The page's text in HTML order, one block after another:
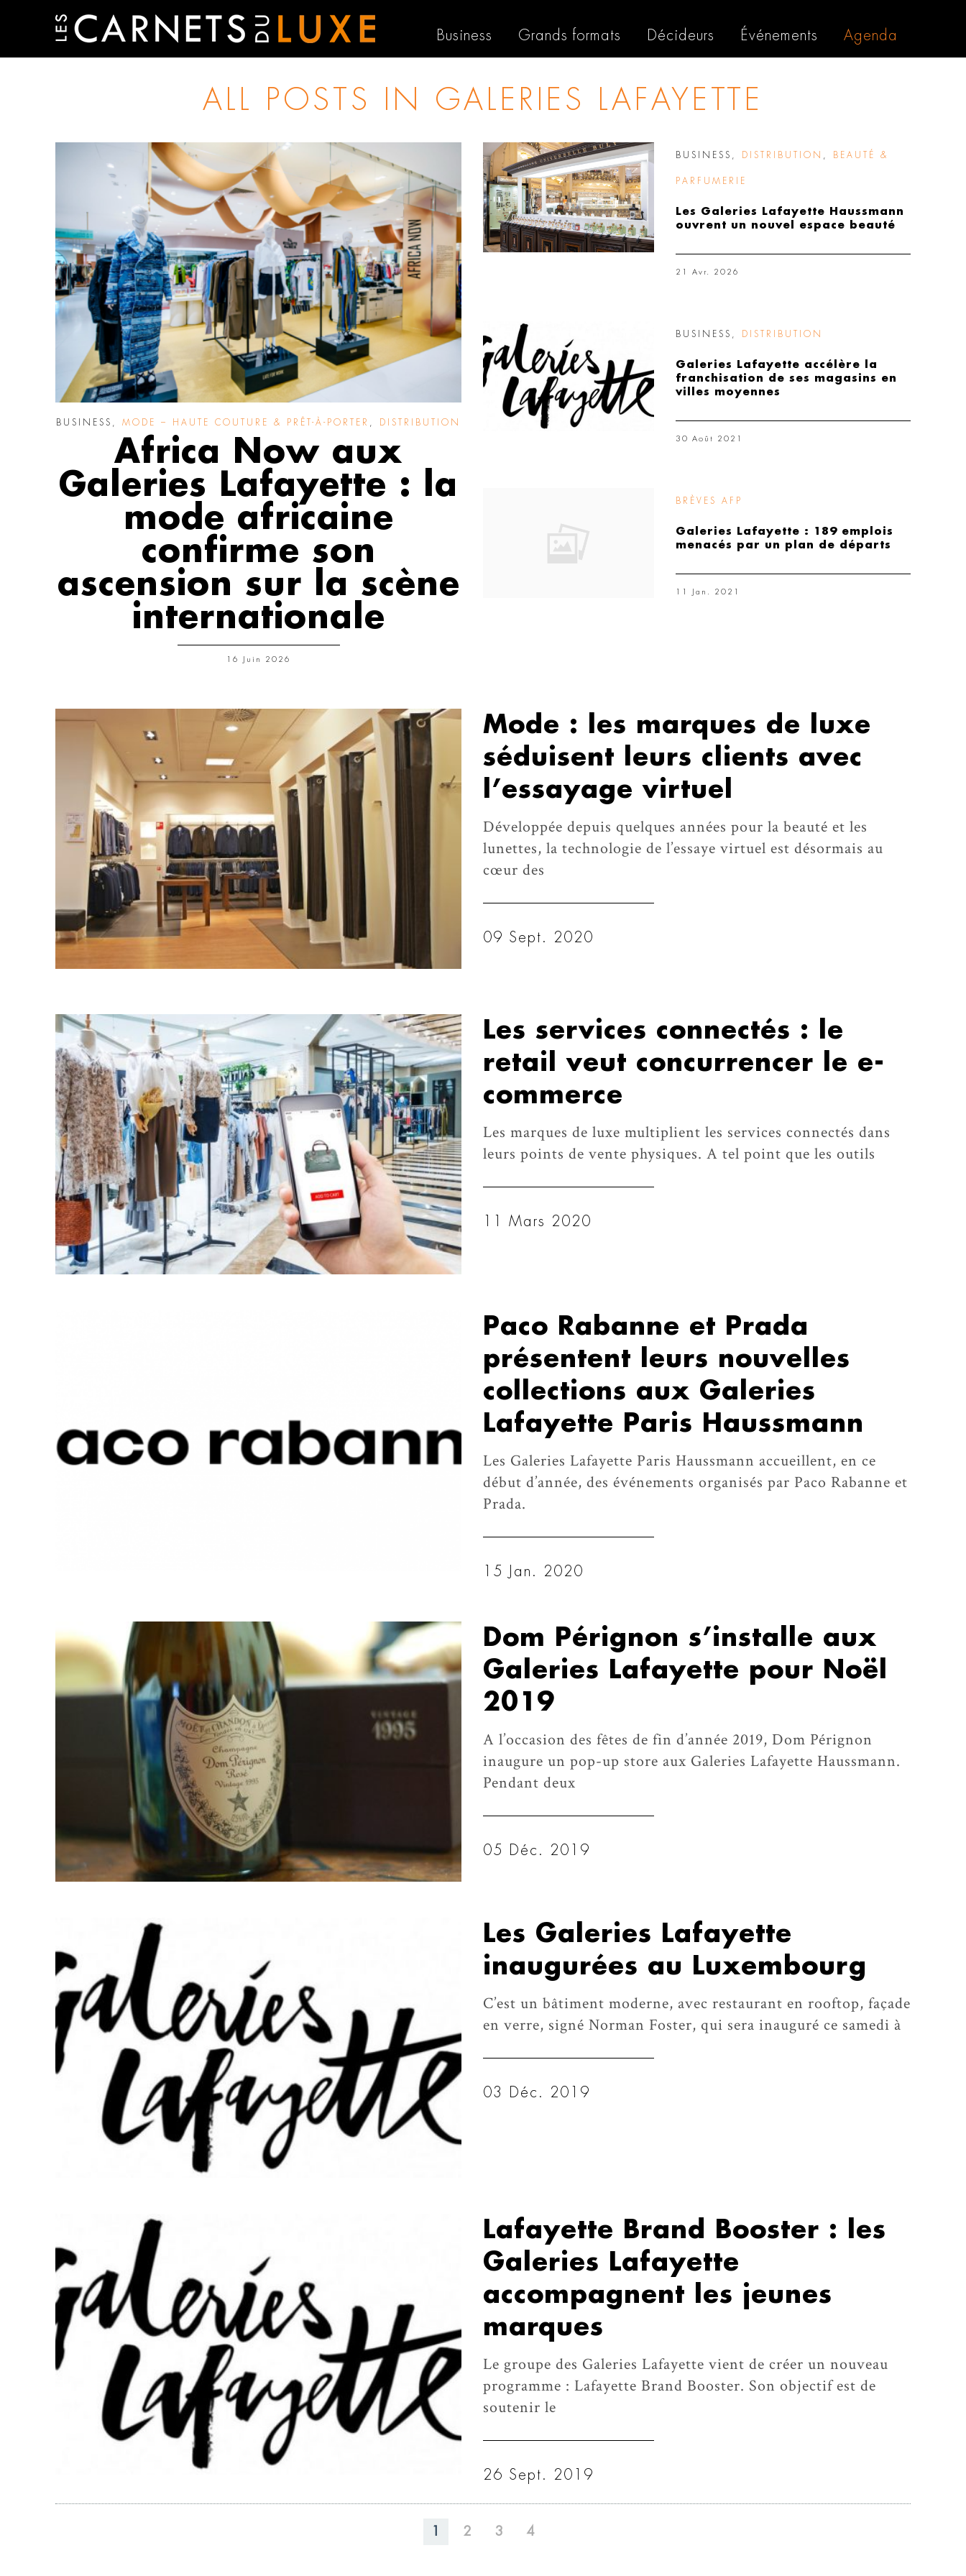
Business Grands formats Décideurs Événements Agenda
ALL POSTS IN GALERIES LAFAYETTE
BUSINESS MODE – HAUTE COUTURE & PRÊT-À-PORTER DISTRIBUTION
Africa Now aux
Galeries Lafayette : la
mode africaine
confirme son
ascension sur la scène
internationale
16 Juin 2026
BUSINESS DISTRIBUTION BEAUTÉ &
PARFUMERIE
Les Galeries Lafayette Haussmann
ouvrent un nouvel espace beauté
21 Avr. 2026
BUSINESS DISTRIBUTION
Galeries Lafayette accélère la
franchisation de ses magasins en
villes moyennes
30 Août 2021
BRÈVES AFP
Galeries Lafayette : 189 emplois
menacés par un plan de départs
11 Jan. 2021
Mode : les marques de luxe
séduisent leurs clients avec
l’essayage virtuel
Développée depuis quelques années pour la beauté et les
lunettes, la technologie de l’essaye virtuel est désormais au
cœur des
09 Sept. 2020
Les services connectés : le
retail veut concurrencer le e-
commerce
Les marques de luxe multiplient les services connectés dans
leurs points de vente physiques. A tel point que les outils
11 Mars 2020
Paco Rabanne et Prada
présentent leurs nouvelles
collections aux Galeries
Lafayette Paris Haussmann
Les Galeries Lafayette Paris Haussmann accueillent, en ce
début d’année, des événements organisés par Paco Rabanne et
Prada.
15 Jan. 2020
Dom Pérignon s’installe aux
Galeries Lafayette pour Noël
2019
A l’occasion des fêtes de fin d’année 2019, Dom Pérignon
inaugure un pop-up store aux Galeries Lafayette Haussmann.
Pendant deux
05 Déc. 2019
Les Galeries Lafayette
inaugurées au Luxembourg
C’est un bâtiment moderne, avec restaurant en rooftop, façade
en verre, signé Norman Foster, qui sera inauguré ce samedi à
03 Déc. 2019
Lafayette Brand Booster : les
Galeries Lafayette
accompagnent les jeunes
marques
Le groupe des Galeries Lafayette vient de créer un nouveau
programme : Lafayette Brand Booster. Son objectif est de
soutenir le
26 Sept. 2019
2 3 4